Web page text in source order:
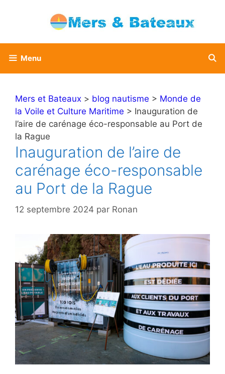
Menu
Mers et Bateaux > blog nautisme > Monde de
la Voile et Culture Maritime > Inauguration de
l’aire de carénage éco-responsable au Port de
la Rague
Inauguration de l’aire de
carénage éco-responsable
au Port de la Rague
12 septembre 2024 par Ronan